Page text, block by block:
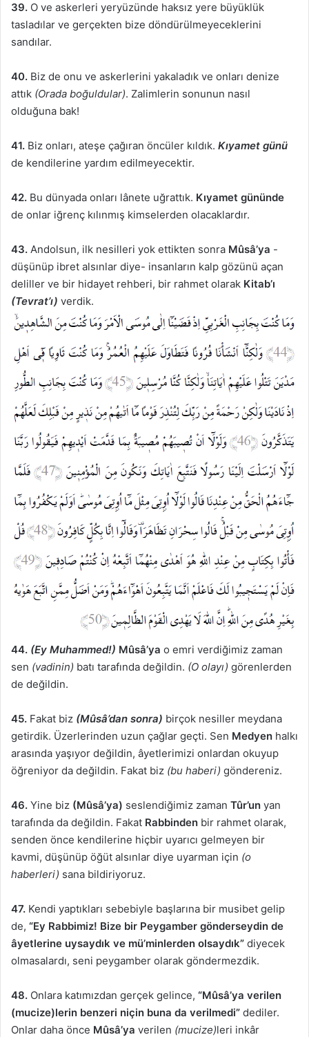
39. O ve askerleri yeryüzünde haksız yere büyüklük
tasladılar ve gerçekten bize döndürülmeyeceklerini
sandılar.
40. Biz de onu ve askerlerini yakaladık ve onları denize
attık (Orada boğuldular). Zalimlerin sonunun nasıl
olduğuna bak!
41. Biz onları, ateşe çağıran öncüler kıldık. Kıyamet günü
de kendilerine yardım edilmeyecektir.
42. Bu dünyada onları lânete uğrattık. Kıyamet gününde
de onlar iğrenç kılınmış kimselerden olacaklardır.
43. Andolsun, ilk nesilleri yok ettikten sonra Mûsâ’ya -
düşünüp ibret alsınlar diye- insanların kalp gözünü açan
deliller ve bir hidayet rehberi, bir rahmet olarak Kitab’ı
(Tevrat’ı) verdik.
44. (Ey Muhammed!) Mûsâ’ya o emri verdiğimiz zaman
sen (vadinin) batı tarafında değildin. (O olayı) görenlerden
de değildin.
45. Fakat biz (Mûsâ’dan sonra) birçok nesiller meydana
getirdik. Üzerlerinden uzun çağlar geçti. Sen Medyen halkı
arasında yaşıyor değildin, âyetlerimizi onlardan okuyup
öğreniyor da değildin. Fakat biz (bu haberi) göndereniz.
46. Yine biz (Mûsâ’ya) seslendiğimiz zaman Tûr’un yan
tarafında da değildin. Fakat Rabbinden bir rahmet olarak,
senden önce kendilerine hiçbir uyarıcı gelmeyen bir
kavmi, düşünüp öğüt alsınlar diye uyarman için (o
haberleri) sana bildiriyoruz.
47. Kendi yaptıkları sebebiyle başlarına bir musibet gelip
de, “Ey Rabbimiz! Bize bir Peygamber gönderseydin de
âyetlerine uysaydık ve mü’minlerden olsaydık” diyecek
olmasalardı, seni peygamber olarak göndermezdik.
48. Onlara katımızdan gerçek gelince, “Mûsâ’ya verilen
(mucize)lerin benzeri niçin buna da verilmedi” dediler.
Onlar daha önce Mûsâ’ya verilen (mucize)leri inkâr